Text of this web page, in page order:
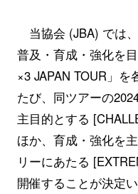
当協会 (JBA) では
普及・育成・強化を
×3 JAPAN TOUR」
たび、同ツアーの
主目的とする
ほか、育成・強化を
リーにあたる
開催することが決定い